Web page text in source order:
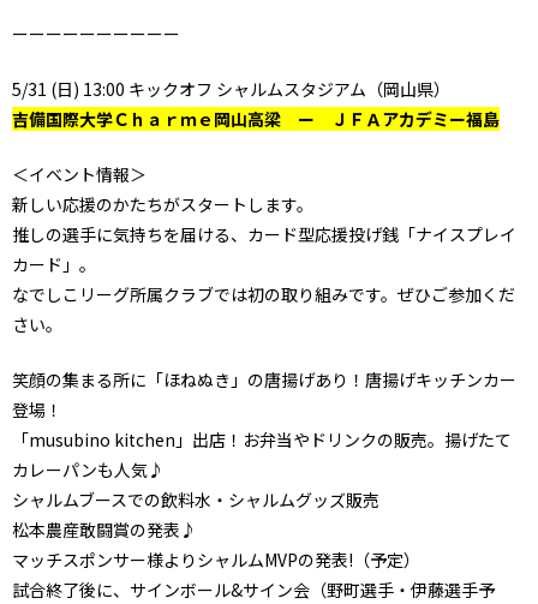
ーーーーーーーーーー
5/31 (日) 13:00 キックオフ シャルムスタジアム（岡山県）
吉備国際大学Ｃｈａｒｍｅ岡山高梁 ー ＪＦＡアカデミー福島
＜イベント情報＞
新しい応援のかたちがスタートします。
推しの選手に気持ちを届ける、カード型応援投げ銭「ナイスプレイ
カード」。
なでしこリーグ所属クラブでは初の取り組みです。ぜひご参加くだ
さい。
笑顔の集まる所に「ほねぬき」の唐揚げあり！唐揚げキッチンカー
登場！
「musubino kitchen」出店！お弁当やドリンクの販売。揚げたて
カレーパンも人気♪
シャルムブースでの飲料水・シャルムグッズ販売
松本農産敢闘賞の発表♪
マッチスポンサー様よりシャルムMVPの発表!（予定）
試合終了後に、サインボール&サイン会（野町選手・伊藤選手予